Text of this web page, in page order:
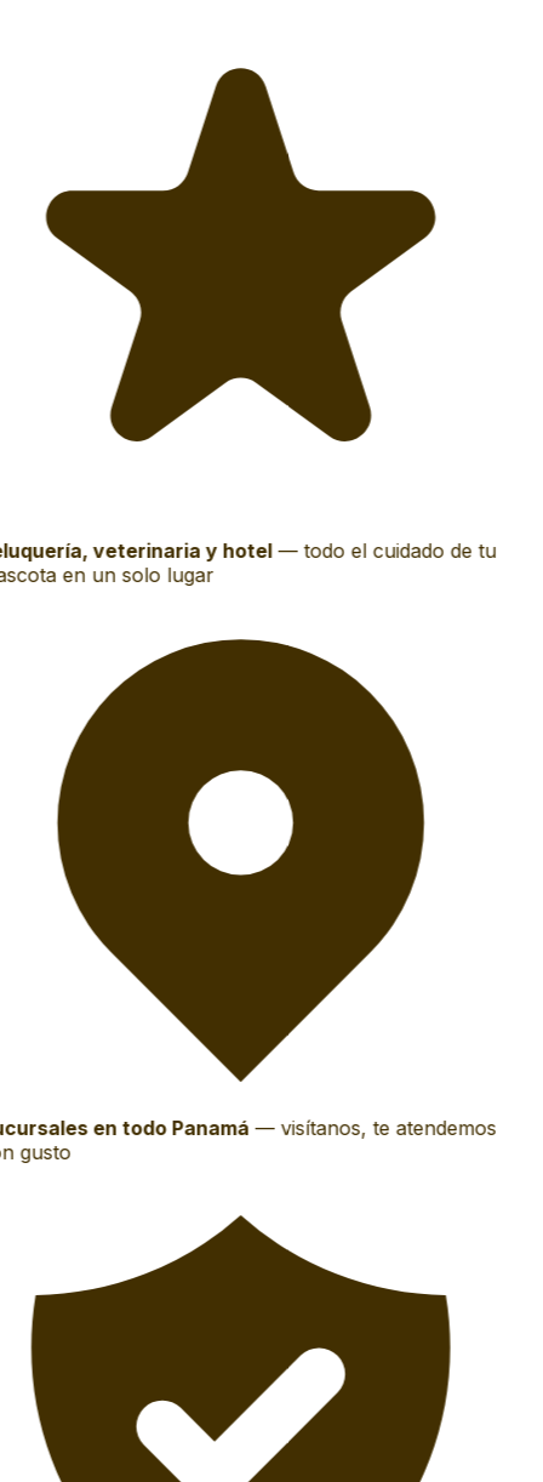
veterinaria y hotel—todo el cuidado de tu
en un solo lugar
en todo Panamá—visítanos, te atendemos
gusto